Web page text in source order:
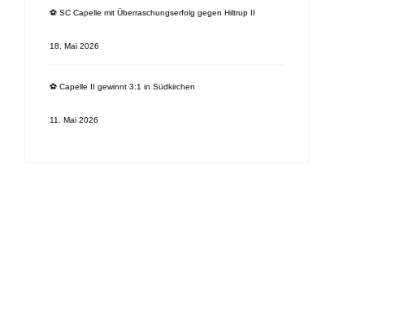
⚽️ SC Capelle mit Überraschungserfolg gegen Hiltrup II
18. Mai 2026
⚽️ Capelle II gewinnt 3:1 in Südkirchen
11. Mai 2026